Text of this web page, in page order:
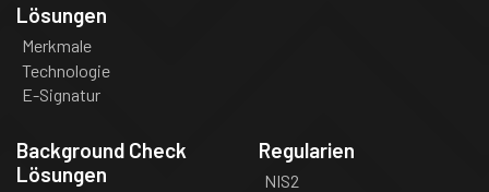
Lösungen
Merkmale
Technologie
E-Signatur
Background Check
Lösungen
Regularien
NIS2